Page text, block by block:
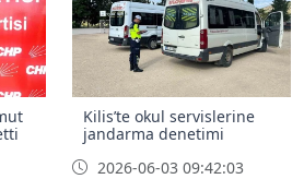
Kilis’te okul servislerine
jandarma denetimi
2026-06-03 09:42:03